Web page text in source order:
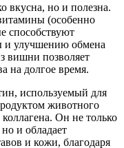
вкусна, но и полезна.
(особенно
способствуют
и улучшению обмена
вишни позволяет
на долгое время.
используемый для
животного
Он не только
и обладает
и кожи, благодаря